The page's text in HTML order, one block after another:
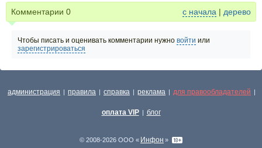
Комментарии 0 с начала | дерево
Чтобы писать и оценивать комментарии нужно войти или
зарегистрироваться
администрация | правила | справка | реклама | для правообладателей |
оплата VIP | блог
© 2008-2026 ООО « Инфон »